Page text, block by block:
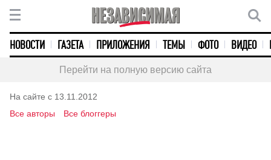
НОВОСТИ ГАЗЕТА ПРИЛОЖЕНИЯ ТЕМЫ ФОТО ВИДЕО
Перейти на полную версию сайта
На сайте с 13.11.2012
Все авторы
Все блоггеры